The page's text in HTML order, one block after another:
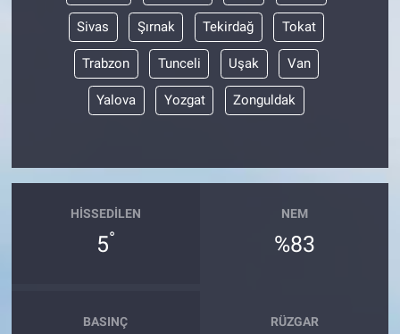
Sivas Şırnak Tekirdağ Tokat
Trabzon Tunceli Uşak Van
Yalova Yozgat Zonguldak
HISSEDILEN
5°
NEM
%83
BASINÇ RÜZGAR